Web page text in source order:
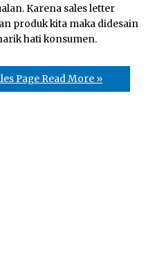
Karena sales letter
produk kita maka didesain
hati konsumen.
Page Read More »